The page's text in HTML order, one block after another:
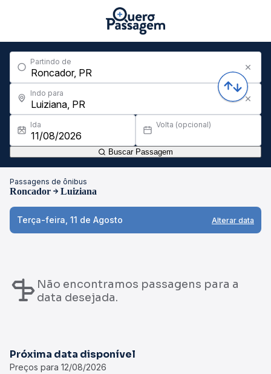
Partindo de
Indo para
Ida Volta (opcional)
Buscar Passagem
Passagens de ônibus
Roncador Luiziana
Terça-feira, 11 de Agosto Alterar data
Não encontramos passagens para a
data desejada.
Próxima data disponível
Preços para 12/08/2026